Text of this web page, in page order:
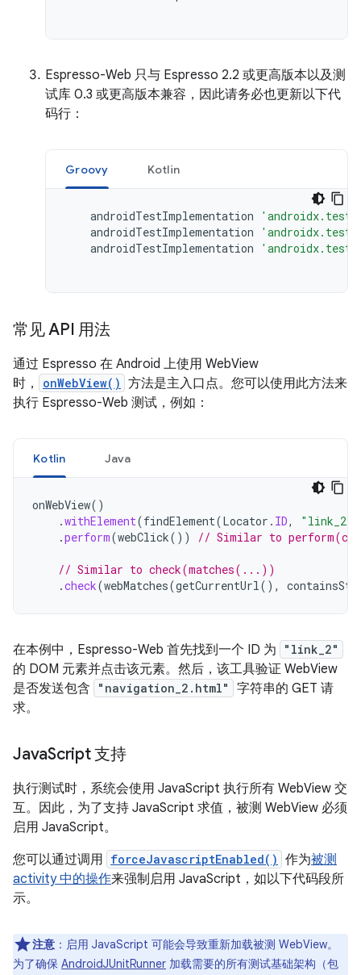
Espresso-Web 只与 Espresso 2.2 或更高版本以及测
试库 0.3 或更高版本兼容，因此请务必也更新以下代
码行：
Groovy Kotlin
androidTestImplementation
androidTestImplementation
androidTestImplementation
常见 API 用法
通过 Espresso 在 Android 上使用 WebView
时，
onWebView() 方法是主入口点。您可以使用此方法来
执行 Espresso-Web 测试，例如：
Kotlin Java
onWebView()
.withElement(findElement(Locator . ID, "link_2"
.perform(webClick()) // Similar to
// Similar to check(matches(...))
.check(webMatches(getCurrentUrl(),
在本例中，Espresso-Web 首先找到一个 ID 为 "link_2"
的 DOM 元素并点击该元素。然后，该工具验证 WebView
是否发送包含
"navigation_2.html"
字符串的 GET 请
求。
JavaScript 支持
执行测试时，系统会使用 JavaScript 执行所有 WebView 交
互。因此，为了支持 JavaScript 求值，被测 WebView 必须
启用 JavaScript。
您可以通过调用 forceJavascriptEnabled() 作为被测
activity 中的操作来强制启用 JavaScript，如以下代码段所
示。
注意 ：启用 JavaScript 可能会导致重新加载被测 WebView。
为了确保 AndroidJUnitRunner 加载需要的所有测试基础架构（包